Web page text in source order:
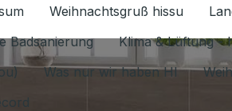
Datenschutz 1.6.2026 umschalten
Weihnachtsgruß hissu
Badsanierung
Klima & Lüftung -
Was nur wir haben HI